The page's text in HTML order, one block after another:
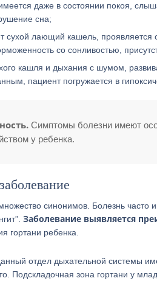
даже в состоянии покоя,
сна;
сухой лающий кашель,
со сонливостью,
кашля и дыхания с шумом,
пациент погружается в
Симптомы болезни имеют
у ребенка.
синонимов. Болезнь часто
Заболевание выявляется
гортани ребенка.
отдел дыхательной системы
Подскладочная зона гортани у